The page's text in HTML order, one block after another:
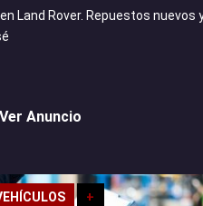
Land Rover. Repuestos nuevos
Ver Anuncio
+